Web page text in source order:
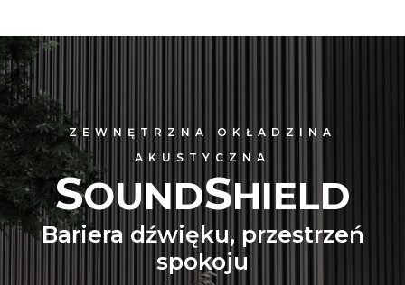
ZEWNĘTRZNA OKŁADZINA
AKUSTYCZNA
SOUNDSHIELD
Bariera dźwięku, przestrzeń
spokoju